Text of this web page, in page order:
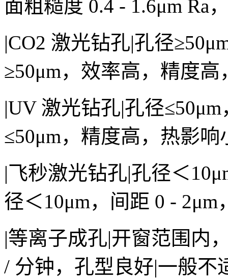
面粗糙度 0.4 - 1.6μm Ra
|CO2 激光钻孔|孔径
≥50μm，效率高，精度高
|UV 激光钻孔|孔径
≤50μm，精度高，热影响
|飞秒激光钻孔|孔径＜
径＜10μm，间距 0 - 2μm
|等离子成孔|开窗范围内
/ 分钟，孔型良好|一般不